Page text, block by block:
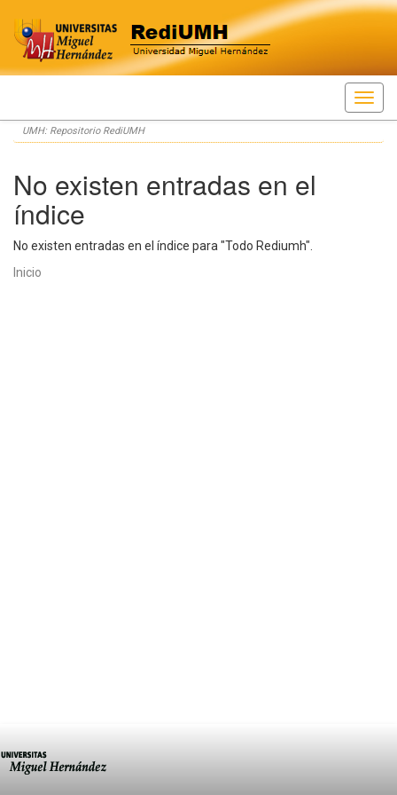
Skip
navigation
UMH: Repositorio RediUMH
No existen entradas en el
índice
No existen entradas en el índice para "Todo Rediumh".
Inicio